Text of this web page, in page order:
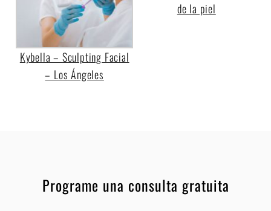
Kybella – Sculpting Facial
– Los Ángeles
de la piel
Programe una consulta gratuita